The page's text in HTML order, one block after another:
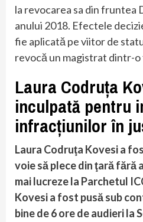
la revocarea sa din fruntea
anului 2018. Efectele
fie aplicată pe viitor de
revocă un magistrat dintr-
Laura Codruța
inculpată pentru
infracțiunilor în
Laura Codruţa Kovesi a
voie să plece din ţară fără
mai lucreze la Parchetul
Kovesi a fost pusă sub
bine de 6 ore de audieri la